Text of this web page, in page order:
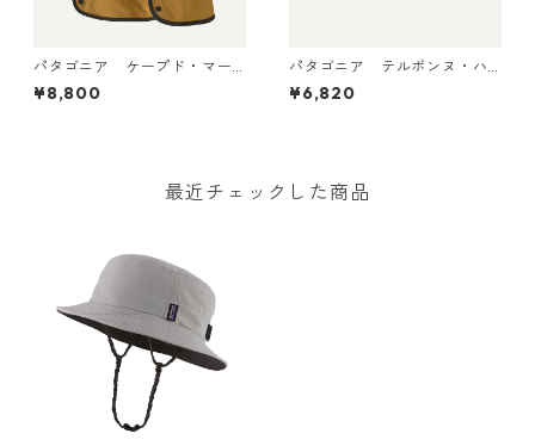
パタゴニア ケープド・マー
ガンザー・ハット Bobcat Br
own 33570
¥8,800
パタゴニア テルボンヌ・ハ
ット (カラー Bobcat Brown)
Patagonia Terrebonne Hat
¥6,820
最近チェックした商品